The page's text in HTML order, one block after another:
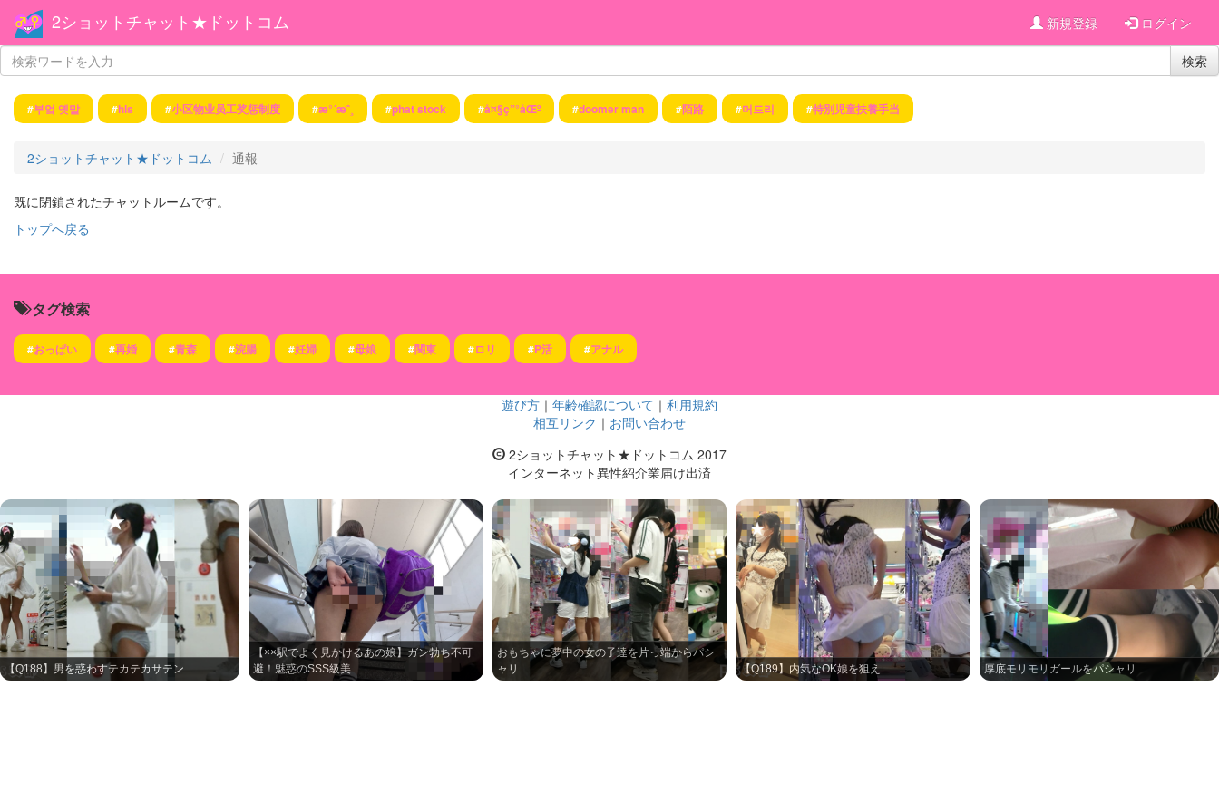
2ショットチャット★ドットコム 新規登録 ログイン
検索
#부엌 옛말 #hls #小区物业员工奖惩制度 #æ°´æˆ¸ #phat stock #å¤§ç”°åŒº #doomer man #陌路 #머드리 #特別児童扶養手当
2ショットチャット★ドットコム 通報
既に閉鎖されたチャットルームです。
トップへ戻る
タグ検索
#おっぱい #再婚 #青森 #浣腸 #妊婦 #母娘 #関東 #ロリ #P活 #アナル
遊び方 ｜ 年齢確認について ｜ 利用規約
相互リンク ｜ お問い合わせ
2ショットチャット★ドットコム 2017
インターネット異性紹介業届け出済
【Q188】男を惑わすテカテカサテン
【××駅でよく見かけるあの娘】ガン勃ち不可
避！魅惑のSSS級美…
おもちゃに夢中の女の子達を片っ端からパシ
ャリ
【Q189】内気なOK娘を狙え 厚底モリモリガールをパシャリ